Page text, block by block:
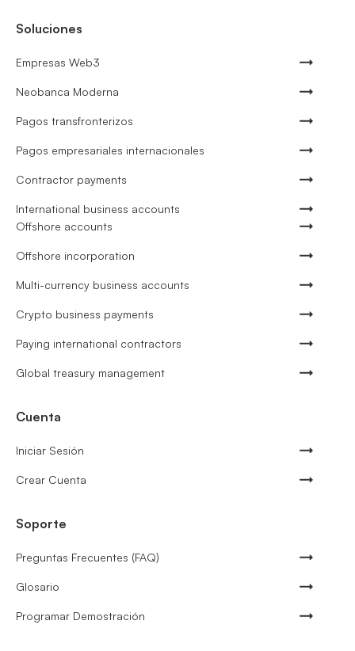
Soluciones
Empresas Web3
Neobanca Moderna
Pagos transfronterizos
Pagos empresariales internacionales
Contractor payments
International business accounts
Offshore accounts
Offshore incorporation
Multi-currency business accounts
Crypto business payments
Paying international contractors
Global treasury management
Cuenta
Iniciar Sesión
Crear Cuenta
Soporte
Preguntas Frecuentes (FAQ)
Glosario
Programar Demostración